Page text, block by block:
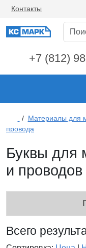
Контакты
+7 (812)
/ Материалы для
провода
Буквы для
и проводов
Всего